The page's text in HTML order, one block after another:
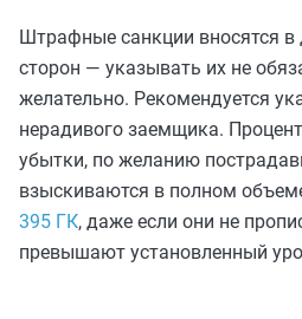
Штрафные санкции вносятся
сторон — указывать их не
желательно. Рекомендуется
нерадивого заемщика.
убытки, по желанию
взыскиваются в полном
395 ГК, даже если они не
превышают установленный